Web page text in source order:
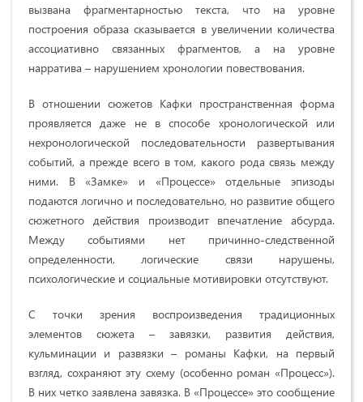
вызвана фрагментарностью текста, что на уровне
построения образа сказывается в увеличении количества
ассоциативно связанных фрагментов, а на уровне
нарратива – нарушением хронологии повествования.
В отношении сюжетов Кафки пространственная форма
проявляется даже не в способе хронологической или
нехронологической последовательности развертывания
событий, а прежде всего в том, какого рода связь между
ними. В «Замке» и «Процессе» отдельные эпизоды
подаются логично и последовательно, но развитие общего
сюжетного действия производит впечатление абсурда.
Между событиями нет причинно-следственной
определенности, логические связи нарушены,
психологические и социальные мотивировки отсутствуют.
С точки зрения воспроизведения традиционных
элементов сюжета – завязки, развития действия,
кульминации и развязки – романы Кафки, на первый
взгляд, сохраняют эту схему (особенно роман «Процесс»).
В них четко заявлена завязка. В «Процессе» это сообщение